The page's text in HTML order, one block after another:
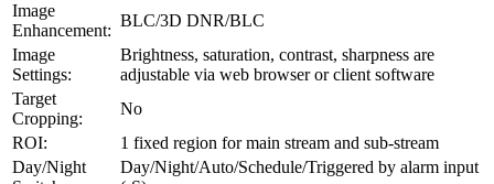
Image
Enhancement:
BLC/3D DNR/BLC
Image
Settings:
Brightness, saturation, contrast, sharpness are
adjustable via web browser or client software
Target
Cropping:
No
ROI:
1 fixed region for main stream and sub-stream
Day/Night
Day/Night/Auto/Schedule/Triggered by alarm input